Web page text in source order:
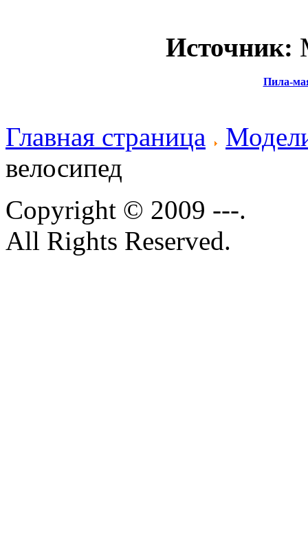
Источник:
Пила-
Главная страница
велосипед
Copyright © 2009 ---.
All Rights Reserved.